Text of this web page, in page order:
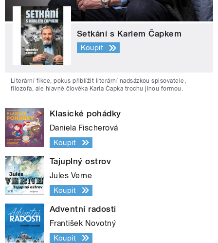
Setkání s Karlem Čapkem
Koupit
Literární fikce, pokus přiblížit literární nadsázkou spisovatele,
filozofa, ale hlavně člověka Karla Čapka trochu jinou formou.
Klasické pohádky
Daniela Fischerová
Koupit
Tajuplný ostrov
Jules Verne
Koupit
Adventní radosti
František Novotný
Koupit